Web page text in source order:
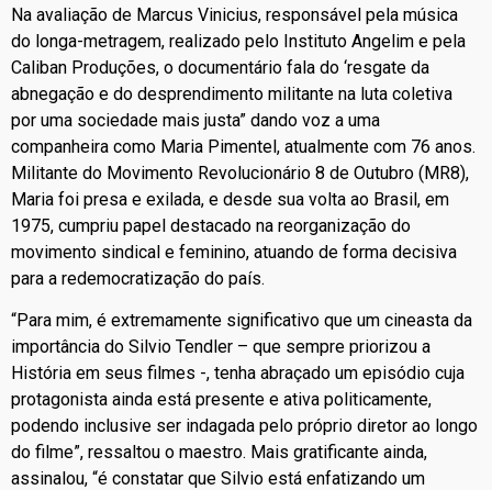
Na avaliação de Marcus Vinicius, responsável pela música
do longa-metragem, realizado pelo Instituto Angelim e pela
Caliban Produções, o documentário fala do ‘resgate da
abnegação e do desprendimento militante na luta coletiva
por uma sociedade mais justa” dando voz a uma
companheira como Maria Pimentel, atualmente com 76 anos.
Militante do Movimento Revolucionário 8 de Outubro (MR8),
Maria foi presa e exilada, e desde sua volta ao Brasil, em
1975, cumpriu papel destacado na reorganização do
movimento sindical e feminino, atuando de forma decisiva
para a redemocratização do país.
“Para mim, é extremamente significativo que um cineasta da
importância do Silvio Tendler – que sempre priorizou a
História em seus filmes -, tenha abraçado um episódio cuja
protagonista ainda está presente e ativa politicamente,
podendo inclusive ser indagada pelo próprio diretor ao longo
do filme”, ressaltou o maestro. Mais gratificante ainda,
assinalou, “é constatar que Silvio está enfatizando um